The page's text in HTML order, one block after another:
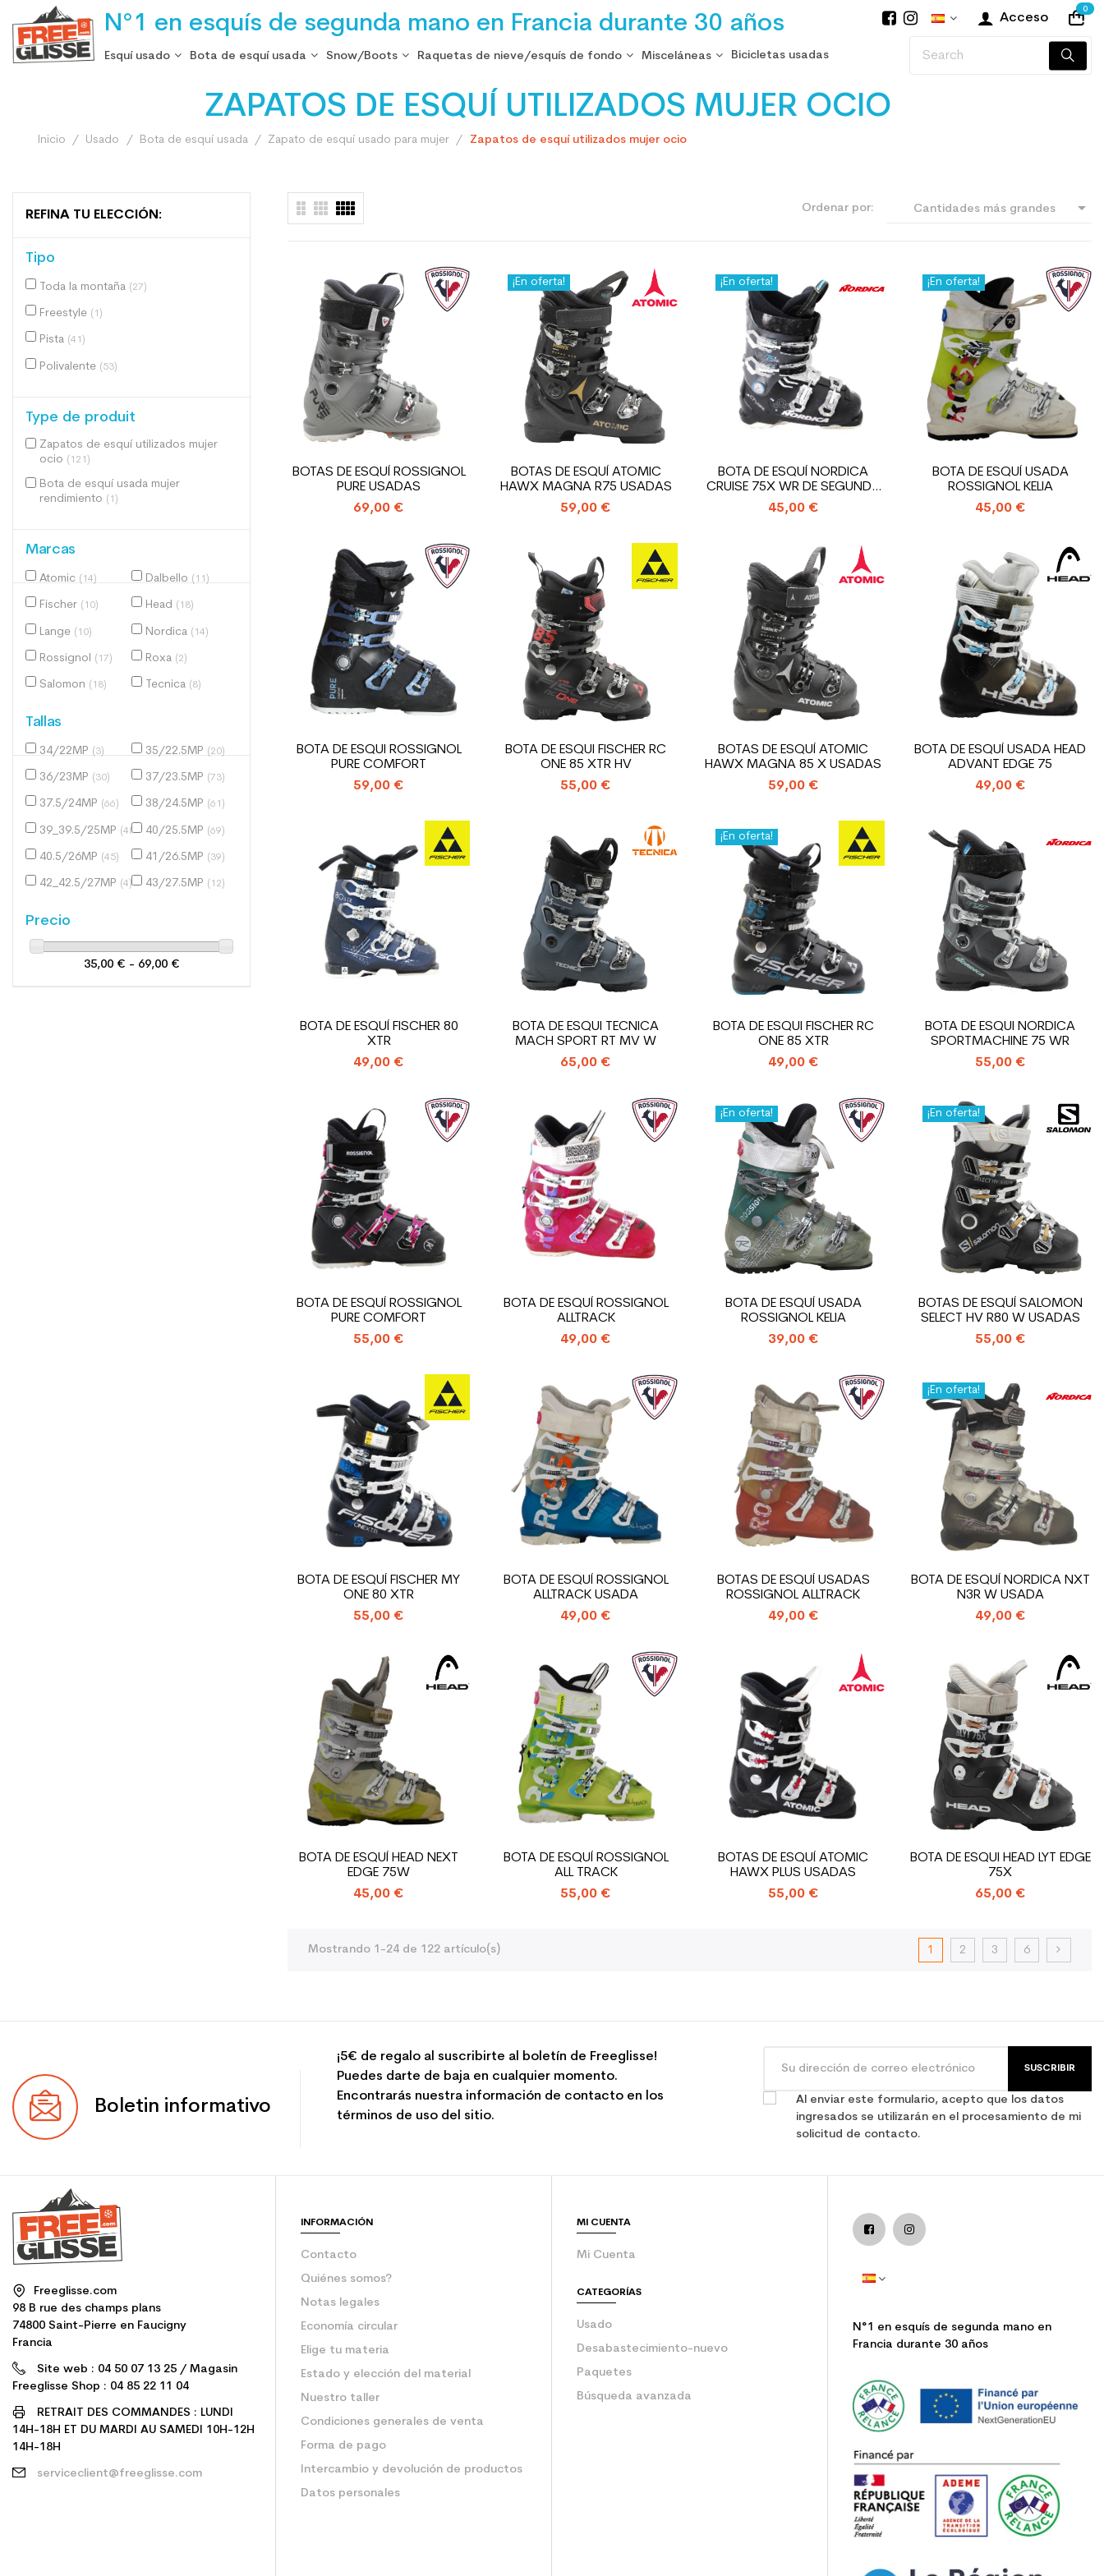
N°1 en esquís de segunda mano en Francia durante 30 años Acceso
0
Esquí usado Bota de esquí usada Snow/Boots Raquetas de nieve/esquís de fondo Misceláneas Bicicletas usadas
ZAPATOS DE ESQUÍ UTILIZADOS MUJER OCIO
Inicio Usado Bota de esquí usada Zapato de esquí usado para mujer Zapatos de esquí utilizados mujer ocio
REFINA TU ELECCIÓN:
Tipo
Toda la montaña (27)
Freestyle (1)
Pista (41)
Polivalente (53)
Type de produit
Zapatos de esquí utilizados mujer
ocio (121)
Bota de esquí usada mujer
rendimiento (1)
Marcas
Atomic (14) Dalbello (11)
Fischer (10) Head (18)
Lange (10) Nordica (14)
Rossignol (17) Roxa (2)
Salomon (18) Tecnica (8)
Tallas
34/22MP (3) 35/22.5MP (20)
36/23MP (30) 37/23.5MP (73)
37.5/24MP (66) 38/24.5MP (61)
39_39.5/25MP (48) 40/25.5MP (69)
40.5/26MP (45) 41/26.5MP (39)
42_42.5/27MP (4) 43/27.5MP (12)
Precio
35,00 € - 69,00 €
Ordenar por: Cantidades más grandes 
BOTAS DE ESQUÍ ROSSIGNOL
PURE USADAS
69,00 €
BOTAS DE ESQUÍ ATOMIC
HAWX MAGNA R75 USADAS
59,00 €
¡En oferta!
BOTA DE ESQUÍ NORDICA
CRUISE 75X WR DE SEGUNDA
MANO
45,00 €
¡En oferta!
BOTA DE ESQUÍ USADA
ROSSIGNOL KELIA
45,00 €
¡En oferta!
BOTA DE ESQUI ROSSIGNOL
PURE COMFORT
59,00 €
BOTA DE ESQUI FISCHER RC
ONE 85 XTR HV
55,00 €
BOTAS DE ESQUÍ ATOMIC
HAWX MAGNA 85 X USADAS
59,00 €
BOTA DE ESQUÍ USADA HEAD
ADVANT EDGE 75
49,00 €
BOTA DE ESQUÍ FISCHER 80
XTR
49,00 €
BOTA DE ESQUI TECNICA
MACH SPORT RT MV W
65,00 €
BOTA DE ESQUI FISCHER RC
ONE 85 XTR
49,00 €
¡En oferta!
BOTA DE ESQUI NORDICA
SPORTMACHINE 75 WR
55,00 €
BOTA DE ESQUÍ ROSSIGNOL
PURE COMFORT
55,00 €
BOTA DE ESQUÍ ROSSIGNOL
ALLTRACK
49,00 €
BOTA DE ESQUÍ USADA
ROSSIGNOL KELIA
39,00 €
¡En oferta!
BOTAS DE ESQUÍ SALOMON
SELECT HV R80 W USADAS
55,00 €
¡En oferta!
BOTA DE ESQUÍ FISCHER MY
ONE 80 XTR
55,00 €
BOTA DE ESQUÍ ROSSIGNOL
ALLTRACK USADA
49,00 €
BOTAS DE ESQUÍ USADAS
ROSSIGNOL ALLTRACK
49,00 €
BOTA DE ESQUÍ NORDICA NXT
N3R W USADA
49,00 €
¡En oferta!
BOTA DE ESQUÍ HEAD NEXT
EDGE 75W
45,00 €
BOTA DE ESQUÍ ROSSIGNOL
ALL TRACK
55,00 €
BOTAS DE ESQUÍ ATOMIC
HAWX PLUS USADAS
55,00 €
BOTA DE ESQUI HEAD LYT EDGE
75X
65,00 €
Mostrando 1-24 de 122 artículo(s) 1 2 3 6
Boletin informativo
¡5€ de regalo al suscribirte al boletín de Freeglisse!
Puedes darte de baja en cualquier momento.
Encontrarás nuestra información de contacto en los
términos de uso del sitio.
SUSCRIBIR
Al enviar este formulario, acepto que los datos
ingresados se utilizarán en el procesamiento de mi
solicitud de contacto.
Freeglisse.com
98 B rue des champs plans
74800 Saint-Pierre en Faucigny
Francia
Site web : 04 50 07 13 25 / Magasin
Freeglisse Shop : 04 85 22 11 04
RETRAIT DES COMMANDES : LUNDI
14H-18H ET DU MARDI AU SAMEDI 10H-12H
14H-18H
serviceclient@freeglisse.com
INFORMACIÓN
Contacto
Quiénes somos?
Notas legales
Economía circular
Elige tu materia
Estado y elección del material
Nuestro taller
Condiciones generales de venta
Forma de pago
Intercambio y devolución de productos
Datos personales
MI CUENTA
Mi Cuenta
CATEGORÍAS
Usado
Desabastecimiento-nuevo
Paquetes
Búsqueda avanzada
N°1 en esquís de segunda mano en
Francia durante 30 años